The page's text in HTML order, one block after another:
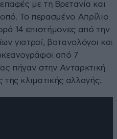
με τη Βρετανία και
Το περασμένο Απρίλιο
14 επιστήμονες από την
γιατροί, βοτανολόγοι και
από 7
πήγαν στην Ανταρκτική
κλιματικής αλλαγής.